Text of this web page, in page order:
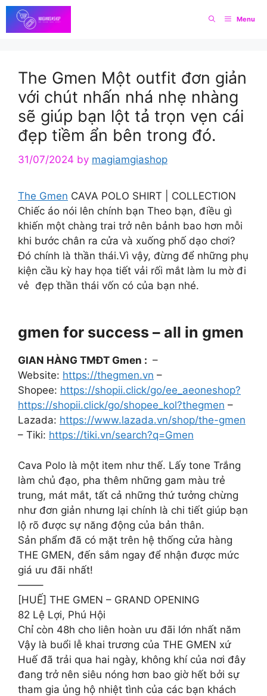
Skip
to
content
Menu
The Gmen Một outfit đơn giản
với chút nhấn nhá nhẹ nhàng
sẽ giúp bạn lột tả trọn vẹn cái
đẹp tiềm ẩn bên trong đó.
31/07/2024 by magiamgiashop
The Gmen CAVA POLO SHIRT | COLLECTION
Chiếc áo nói lên chính bạn Theo bạn, điều gì
khiến một chàng trai trở nên bảnh bao hơn mỗi
khi bước chân ra cửa và xuống phố dạo chơi?
Đó chính là thần thái.Vì vậy, đừng để những phụ
kiện cầu kỳ hay họa tiết vải rối mắt làm lu mờ đi
vẻ đẹp thần thái vốn có của bạn nhé.
gmen for success – all in gmen
GIAN HÀNG TMĐT Gmen : –
Website: https://thegmen.vn –
Shopee: https://shopii.click/go/ee_aeoneshop?
https://shopii.click/go/shopee_kol?thegmen –
Lazada: https://www.lazada.vn/shop/the-gmen
– Tiki: https://tiki.vn/search?q=Gmen
Cava Polo là một item như thế. Lấy tone Trắng
làm chủ đạo, pha thêm những gam màu trẻ
trung, mát mắt, tất cả những thứ tưởng chừng
như đơn giản nhưng lại chính là chi tiết giúp bạn
lộ rõ được sự năng động của bản thân.
Sản phẩm đã có mặt trên hệ thống cửa hàng
THE GMEN, đến sắm ngay để nhận được mức
giá ưu đãi nhất!
——–
[HUẾ] THE GMEN – GRAND OPENING
82 Lệ Lợi, Phú Hội
Chỉ còn 48h cho liên hoàn ưu đãi lớn nhất năm
Vậy là buổi lễ khai trương của THE GMEN xứ
Huế đã trải qua hai ngày, không khí của nơi đây
đang trở nên siêu nóng hơn bao giờ hết bởi sự
tham gia ủng hộ nhiệt tình của các bạn khách